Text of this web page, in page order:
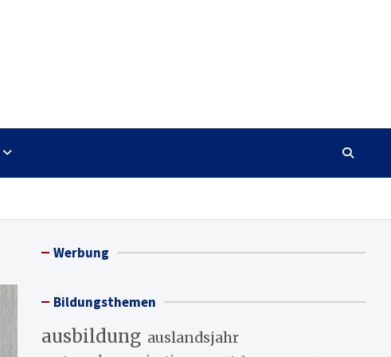
Werbung
Bildungsthemen
ausbildung auslandsjahr